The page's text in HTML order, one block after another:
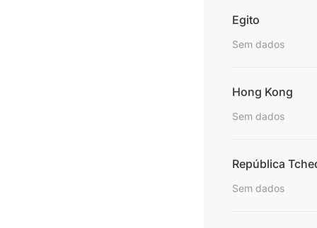
Egito
Sem dados
Hong Kong
Sem dados
República
Sem dados